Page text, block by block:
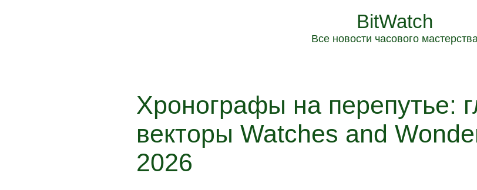
BitWatch
Все новости часового
Хронографы на перепутье:
векторы Watches and
2026